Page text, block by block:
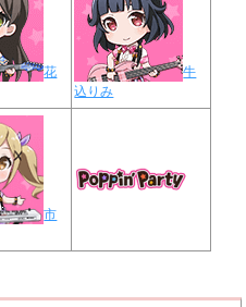
花
牛
込りみ
市